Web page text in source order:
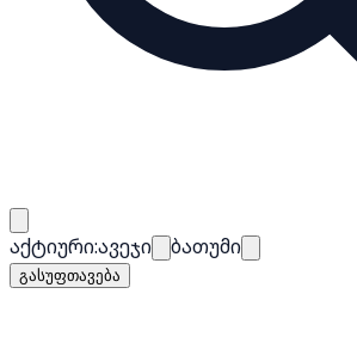
აქტიური:ავეჯი ბათუმი
გასუფთავება